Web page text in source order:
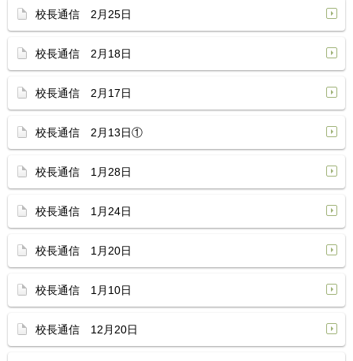
校長通信 2月25日
校長通信 2月18日
校長通信 2月17日
校長通信 2月13日①
校長通信 1月28日
校長通信 1月24日
校長通信 1月20日
校長通信 1月10日
校長通信 12月20日